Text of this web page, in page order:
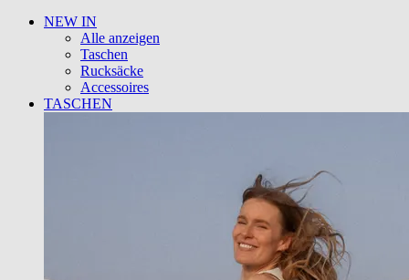
NEW IN
Alle anzeigen
Taschen
Rucksäcke
Accessoires
TASCHEN